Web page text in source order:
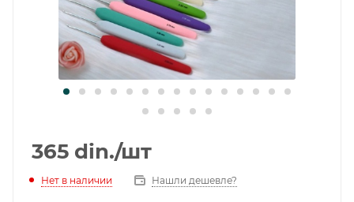
365 din./шт
Нет в наличии Нашли дешевле?